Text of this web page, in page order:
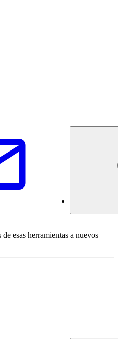
esas herramientas a nuevos